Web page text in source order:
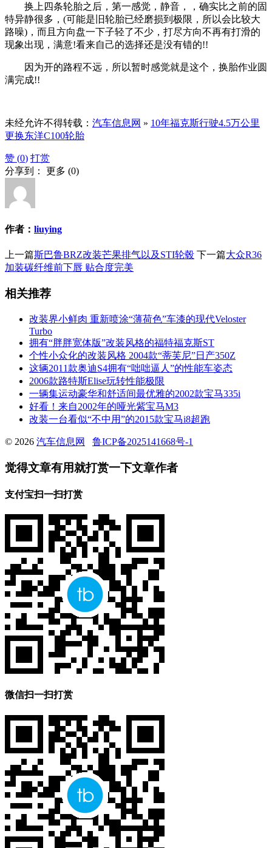
换上四条轮胎之后，第一感觉，静音，，确实比之前的固
特异静很多，(可能是旧轮胎已经磨损到极限，所以会比较大
路噪)，而且方向盘一下子轻了不少，打尽方向不再有打滑的
现象出现，满意!看来自己的选择还是没有错的!!
因为开的路程不远，所以暂时感觉就是这个，换胎作业圆
满完成!!
未经允许不得转载： 汽车信息网 » 10年福克斯行驶4.5万公里
更换东洋C100轮胎
赞 (0) 打赏
分享到： 更多 (0)
作者： liuying
上一篇斯巴鲁BRZ改装芒果排气以及STI轮毂 下一篇大众R36
加装碳纤维前下唇 贴合度完美
相关推荐
改装界小鲜肉 重新喷涂“薄荷色”车漆的现代Veloster
Turbo
拥有“胖胖宽体版”改装风格的福特福克斯ST
个性小众化的改装风格 2004款“蒂芙尼”日产350Z
这辆2011款奥迪S4拥有“咄咄逼人”的性能车姿态
2006款路特斯Elise玩转性能极限
一辆集运动豪华和舒适间最优雅的2002款宝马335i
好看！来自2002年的哑光紫宝马M3
改装一台看似“不中用”的2015款宝马i8超跑
© 2026 汽车信息网 鲁ICP备2025141668号-1
觉得文章有用就打赏一下文章作者
支付宝扫一扫打赏
微信扫一扫打赏